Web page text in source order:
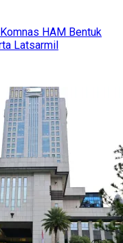
HAM Bentuk
Latsarmil